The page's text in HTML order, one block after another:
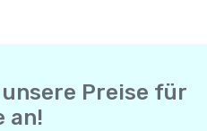
Preise für
an!